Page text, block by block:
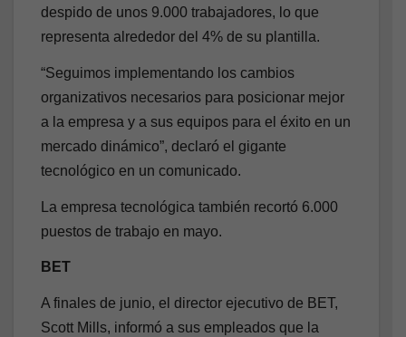
despido de unos 9.000 trabajadores, lo que
representa alrededor del 4% de su plantilla.
“Seguimos implementando los cambios
organizativos necesarios para posicionar mejor
a la empresa y a sus equipos para el éxito en un
mercado dinámico”, declaró el gigante
tecnológico en un comunicado.
La empresa tecnológica también recortó 6.000
puestos de trabajo en mayo.
BET
A finales de junio, el director ejecutivo de BET,
Scott Mills, informó a sus empleados que la